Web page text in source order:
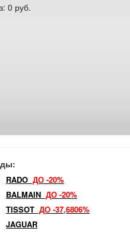
0 руб.
RADO ДО -20%
BALMAIN ДО -20%
TISSOT ДО -37,6806%
JAGUAR